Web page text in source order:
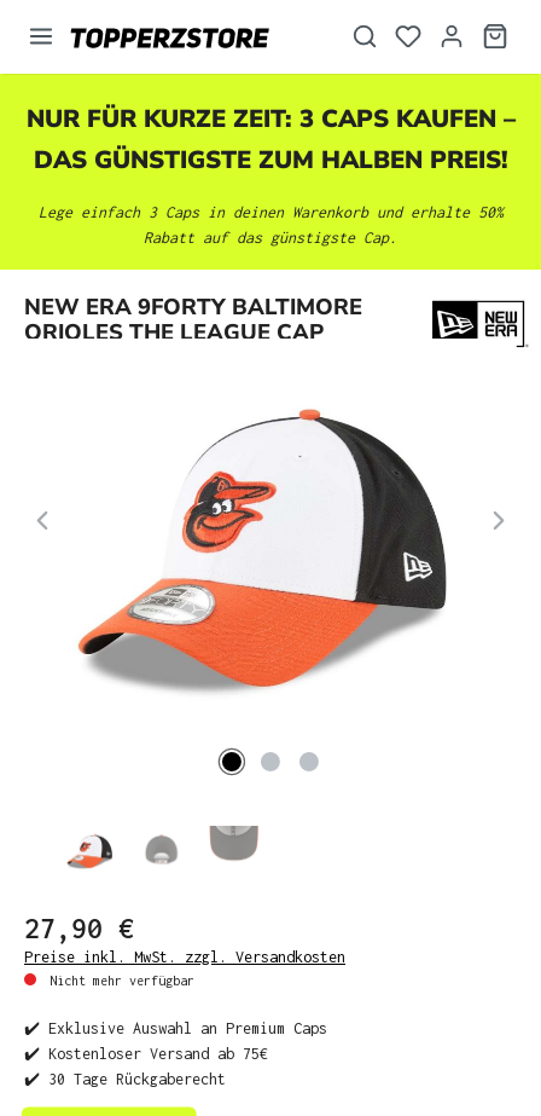
springen
NUR FÜR KURZE ZEIT: 3 CAPS KAUFEN –
DAS GÜNSTIGSTE ZUM HALBEN PREIS!
Lege einfach 3 Caps in deinen Warenkorb und erhalte 50%
Rabatt auf das günstigste Cap.
NEW ERA 9FORTY BALTIMORE
ORIOLES THE LEAGUE CAP
Bildergalerie überspringen
27,90 €
Preise inkl. MwSt. zzgl. Versandkosten
Nicht mehr verfügbar
✔️ Exklusive Auswahl an Premium Caps
✔️ Kostenloser Versand ab 75€
✔️ 30 Tage Rückgaberecht